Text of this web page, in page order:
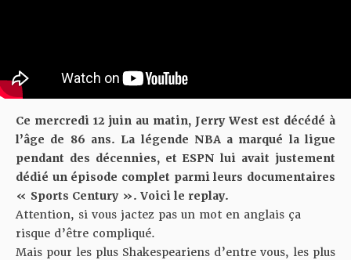
Ce mercredi 12 juin au matin, Jerry West est décédé à
l’âge de 86 ans. La légende NBA a marqué la ligue
pendant des décennies, et ESPN lui avait justement
dédié un épisode complet parmi leurs documentaires
« Sports Century ». Voici le replay.
Attention, si vous jactez pas un mot en anglais ça
risque d’être compliqué.
Mais pour les plus Shakespeariens d’entre vous, les plus